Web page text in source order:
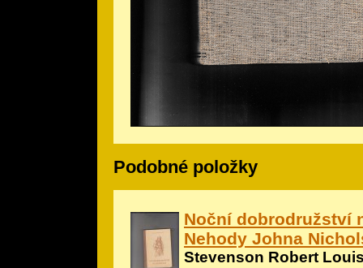
Podobné položky
Noční dobrodružství
Nehody Johna
Stevenson Robert